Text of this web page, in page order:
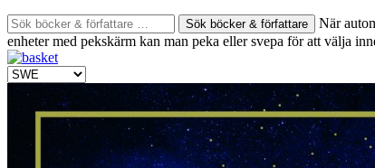
Sök
böcker
&
författare
efter:
När
enheter med pekskärm kan man peka eller svepa för att välja